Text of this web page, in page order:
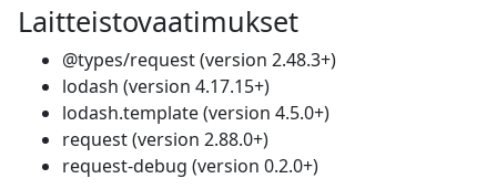
Laitteistovaatimukset
@types/request (version 2.48.3+)
lodash (version 4.17.15+)
lodash.template (version 4.5.0+)
request (version 2.88.0+)
request-debug (version 0.2.0+)